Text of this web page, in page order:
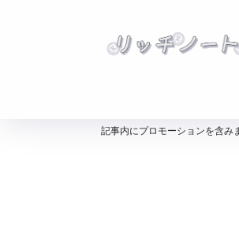
記事内にプロモーションを含み